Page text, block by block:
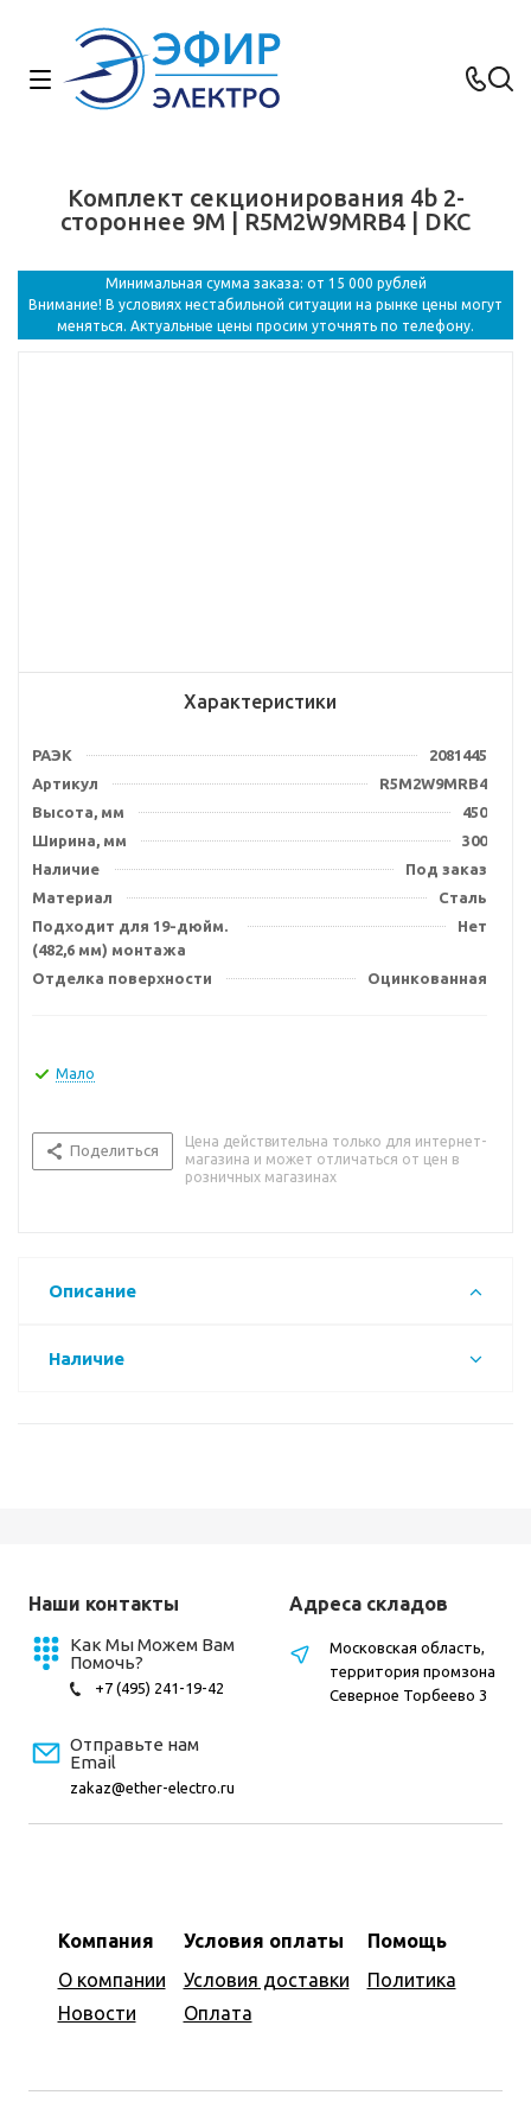
Комплект секционирования 4b 2-
стороннее 9M | R5M2W9MRB4 | DKC
Минимальная сумма заказа: от 15 000 рублей
Внимание! В условиях нестабильной ситуации на рынке цены могут
меняться. Актуальные цены просим уточнять по телефону.
Характеристики
РАЭК
2081445
Артикул
R5M2W9MRB4
Высота, мм
450
Ширина, мм
300
Наличие
Под заказ
Материал
Сталь
Подходит для 19-дюйм.
(482,6 мм) монтажа
Нет
Отделка поверхности Оцинкованная
Мало
Поделиться
Цена действительна только для интернет-
магазина и может отличаться от цен в
розничных магазинах
Описание
Наличие
Наши контакты
Как Мы Можем Вам
Помочь?
+7 (495) 241-19-42
Отправьте нам
Email
zakaz@ether-electro.ru
Компания
О компании
Новости
Условия оплаты
Условия доставки
Оплата
Помощь
Политика
Адреса складов
Московская область,
территория промзона
Северное Торбеево 3